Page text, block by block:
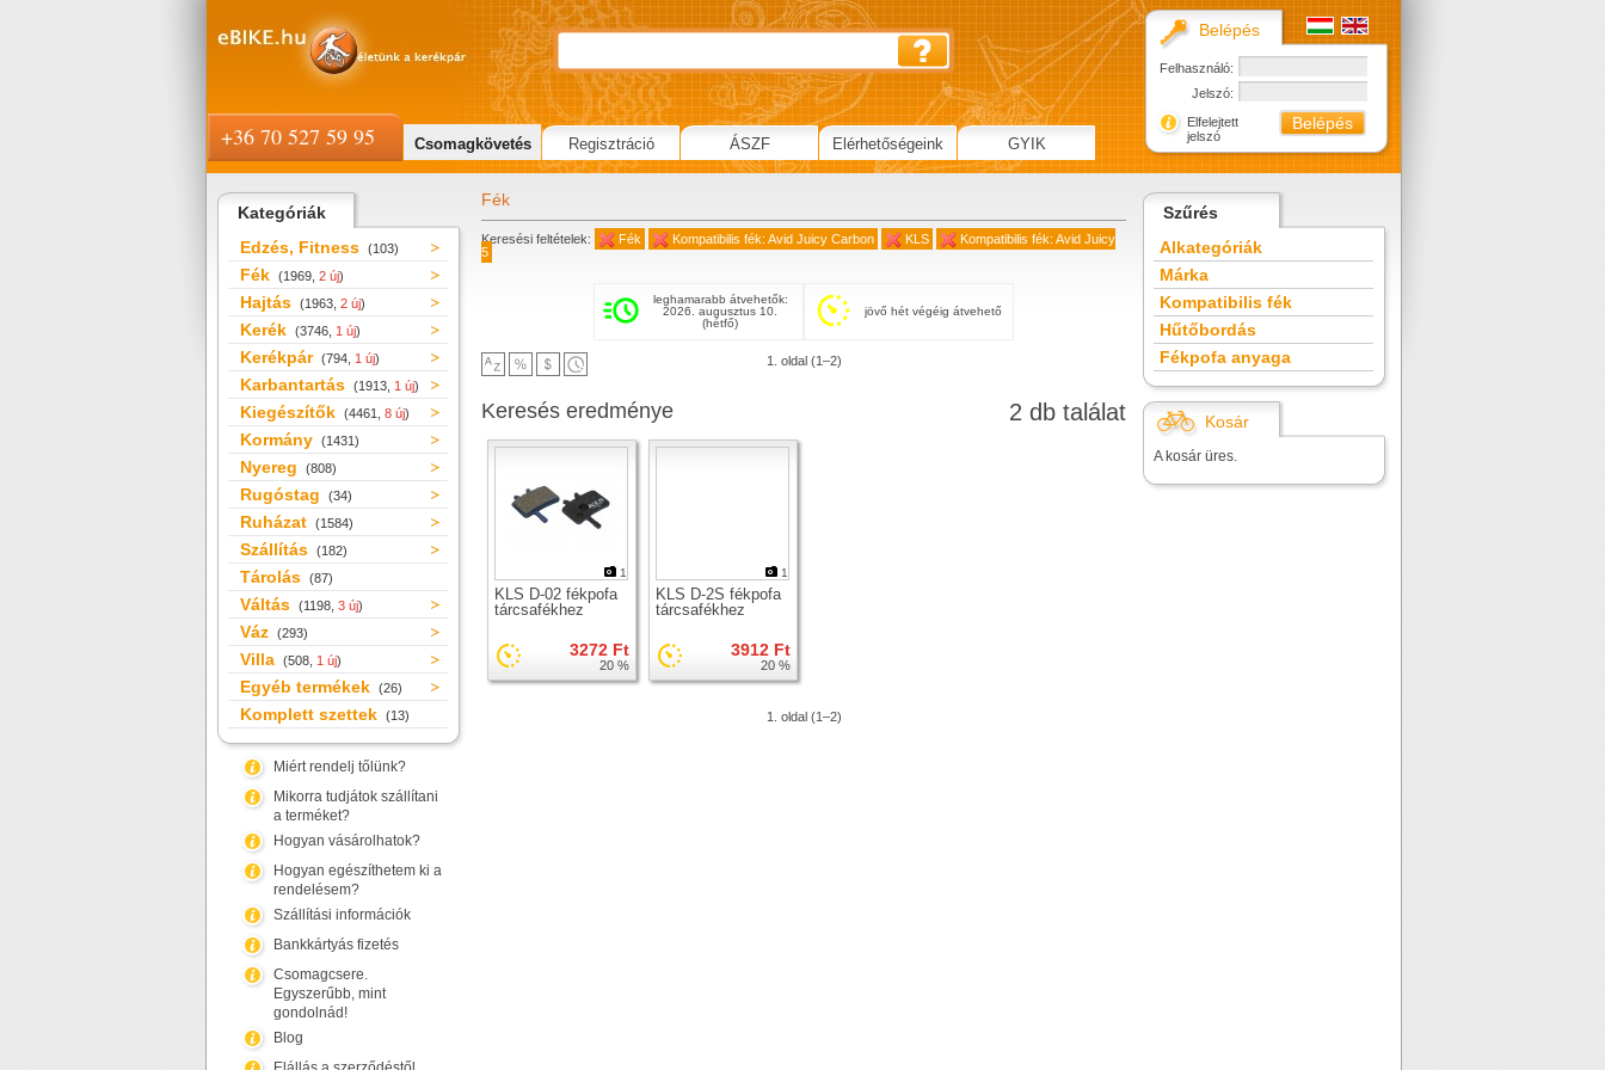
Kategóriák
Edzés, Fitness (103)
Fék (1969, 2 új)
Hajtás (1963, 2 új)
Kerék (3746, 1 új)
Kerékpár (794, 1 új)
Karbantartás (1913, 1 új)
Kiegészítők (4461, 8 új)
Kormány (1431)
Nyereg (808)
Rugóstag (34)
Ruházat (1584)
Szállítás (182)
Tárolás (87)
Váltás (1198, 3 új)
Váz (293)
Villa (508, 1 új)
Egyéb termékek (26)
Komplett szettek (13)
Miért rendelj tőlünk?
Mikorra tudjátok szállítani
a terméket?
Hogyan vásárolhatok?
Hogyan egészíthetem ki a
rendelésem?
Szállítási információk
Bankkártyás fizetés
Csomagcsere.
Egyszerűbb, mint
gondolnád!
Blog
Fék
Keresési feltételek: Fék Kompatibilis fék: Avid Juicy Carbon KLS
Kompatibilis fék: Avid Juicy
5
leghamarabb átvehetők:
2026. augusztus 10.
(hétfő)
jövő hét végéig átvehető
1. oldal (1–2)
2 db találat
Keresés eredménye
1
KLS D-02 fékpofa
tárcsafékhez
3272 Ft
20 %
1
KLS D-2S fékpofa
tárcsafékhez
3912 Ft
20 %
1. oldal (1–2)
Szűrés
Alkategóriák
Márka
Kompatibilis fék
Hűtőbordás
Fékpofa anyaga
Kosár
A kosár üres.
Belépés
Felhasználó:
Jelszó:
Elfelejtett
jelszó
+36 70 527 59 95 Csomagkövetés Regisztráció ÁSZF Elérhetőségeink GYIK